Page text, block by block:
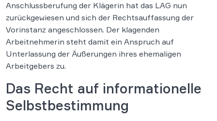
Anschlussberufung der Klägerin hat das LAG nun
zurückgewiesen und sich der Rechtsauffassung der
Vorinstanz angeschlossen. Der klagenden
Arbeitnehmerin steht damit ein Anspruch auf
Unterlassung der Äußerungen ihres ehemaligen
Arbeitgebers zu.
Das Recht auf informationelle
Selbstbestimmung